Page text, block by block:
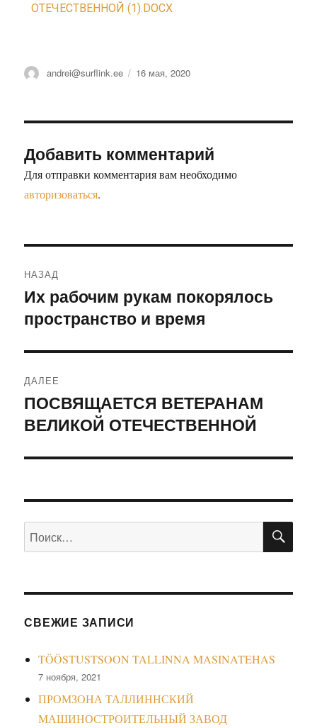
ОТЕЧЕСТВЕННОЙ (1).DOCX
andrei@surflink.ee 16 мая, 2020
Добавить комментарий
Для отправки комментария вам необходимо
авторизоваться.
НАЗАД
Их рабочим рукам покорялось
пространство и время
ДАЛЕЕ
ПОСВЯЩАЕТСЯ ВЕТЕРАНАМ
ВЕЛИКОЙ ОТЕЧЕСТВЕННОЙ
СВЕЖИЕ ЗАПИСИ
TÖÖSTUSTSOON TALLINNA MASINATEHAS
7 ноября, 2021
ПРОМЗОНА ТАЛЛИННСКИЙ
МАШИНОСТРОИТЕЛЬНЫЙ ЗАВОД